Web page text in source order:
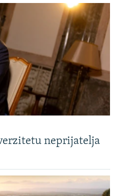
neprijatelja